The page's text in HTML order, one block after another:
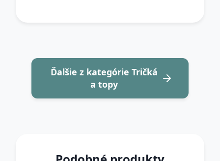
Ďalšie z kategórie Tričká
a topy